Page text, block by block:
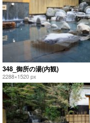
348_御所の湯(内観)
2288×1520 px